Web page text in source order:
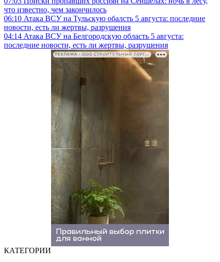
что известно, чем закончилось
06:10 Атака ВСУ на Тульскую обалсть 5 августа: последние
новости, есть ли жертвы, разрушения
04:14 Атака ВСУ на Белгородскую область 5 августа:
последние новости, есть ли жертвы, разрушения
РЕКЛАМА • ООО СТРОИТЕЛЬНЫЙ ТОРГОВЫЙ ДОМ «ПЕТРОВИЧ». ИНН: 7802348846
КАТЕГОРИИ